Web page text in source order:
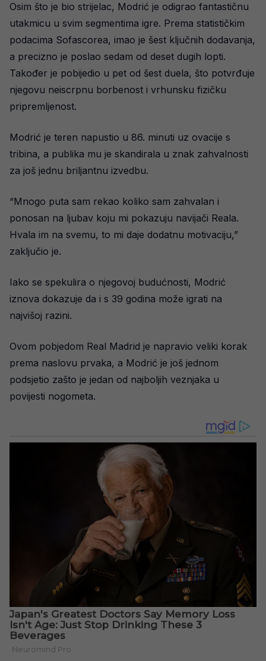
Osim što je bio strijelac, Modrić je odigrao fantastičnu
utakmicu u svim segmentima igre. Prema statističkim
podacima Sofascorea, imao je šest ključnih dodavanja,
a precizno je poslao sedam od deset dugih lopti.
Također je pobijedio u pet od šest duela, što potvrđuje
njegovu neiscrpnu borbenost i vrhunsku fizičku
pripremljenost.
Modrić je teren napustio u 86. minuti uz ovacije s
tribina, a publika mu je skandirala u znak zahvalnosti
za još jednu briljantnu izvedbu.
“Mnogo puta sam rekao koliko sam zahvalan i
ponosan na ljubav koju mi pokazuju navijači Reala.
Hvala im na svemu, to mi daje dodatnu motivaciju,”
zaključio je.
Iako se spekulira o njegovoj budućnosti, Modrić
iznova dokazuje da i s 39 godina može igrati na
najvišoj razini.
Ovom pobjedom Real Madrid je napravio veliki korak
prema naslovu prvaka, a Modrić je još jednom
podsjetio zašto je jedan od najboljih veznjaka u
povijesti nogometa.